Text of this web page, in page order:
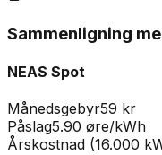
Sammenligning
NEAS Spot
Månedsgebyr59 kr
Påslag5.90 øre/kWh
Årskostnad (16.000